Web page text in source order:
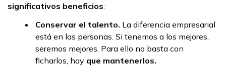
significativos beneficios:
Conservar el talento. La diferencia empresarial
está en las personas. Si tenemos a los mejores,
seremos mejores. Para ello no basta con
ficharlos, hay que mantenerlos.